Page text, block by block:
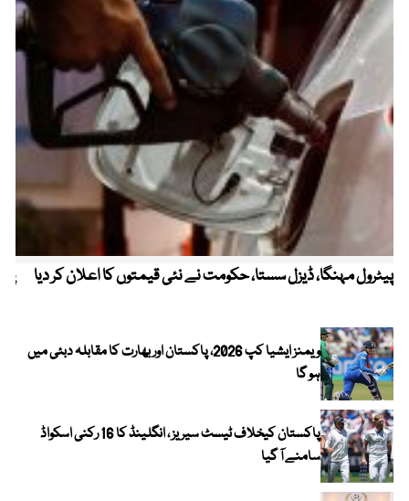
پیٹرول مہنگا، ڈیزل سستا، حکومت نے نئی قیمتوں کا اعلان کر دیا
ویمنز ایشیا کپ 2026، پاکستان اور بھارت کا مقابلہ دبئی میں
ہو گا
پاکستان کیخلاف ٹیسٹ سیریز ، انگلینڈ کا 16 رکنی اسکواڈ
سامنے آ گیا